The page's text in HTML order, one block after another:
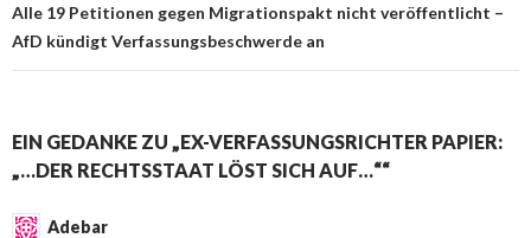
Alle 19 Petitionen gegen Migrationspakt nicht veröffentlicht –
AfD kündigt Verfassungsbeschwerde an
EIN GEDANKE ZU „EX-VERFASSUNGSRICHTER PAPIER:
„…DER RECHTSSTAAT LÖST SICH AUF…““
Adebar